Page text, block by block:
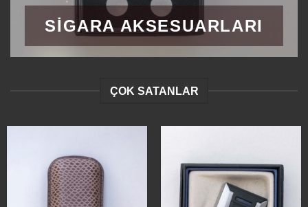
SIGARA AKSESUARLARI
ÇOK SATANLAR